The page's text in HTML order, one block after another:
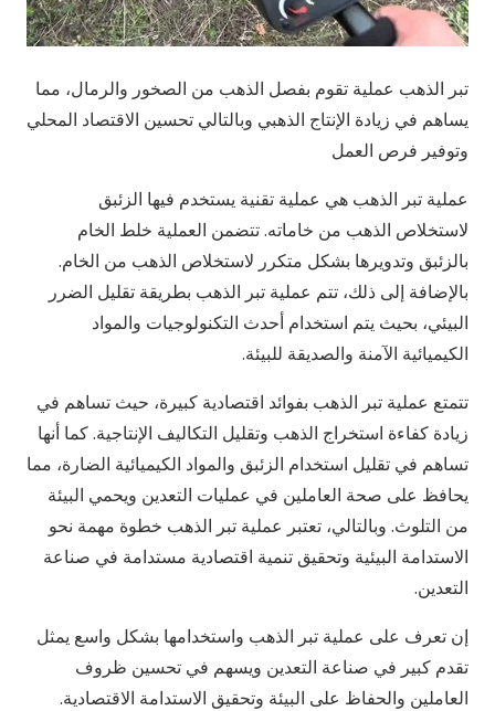
تبر الذهب عملية تقوم بفصل الذهب من الصخور والرمال، مما
يساهم في زيادة الإنتاج الذهبي وبالتالي تحسين الاقتصاد المحلي
وتوفير فرص العمل
عملية تبر الذهب هي عملية تقنية يستخدم فيها الزئبق
لاستخلاص الذهب من خاماته. تتضمن العملية خلط الخام
بالزئبق وتدويرها بشكل متكرر لاستخلاص الذهب من الخام.
بالإضافة إلى ذلك، تتم عملية تبر الذهب بطريقة تقليل الضرر
البيئي، بحيث يتم استخدام أحدث التكنولوجيات والمواد
الكيميائية الآمنة والصديقة للبيئة.
تتمتع عملية تبر الذهب بفوائد اقتصادية كبيرة، حيث تساهم في
زيادة كفاءة استخراج الذهب وتقليل التكاليف الإنتاجية. كما أنها
تساهم في تقليل استخدام الزئبق والمواد الكيميائية الضارة، مما
يحافظ على صحة العاملين في عمليات التعدين ويحمي البيئة
من التلوث. وبالتالي، تعتبر عملية تبر الذهب خطوة مهمة نحو
الاستدامة البيئية وتحقيق تنمية اقتصادية مستدامة في صناعة
التعدين.
إن تعرف على عملية تبر الذهب واستخدامها بشكل واسع يمثل
تقدم كبير في صناعة التعدين ويسهم في تحسين ظروف
العاملين والحفاظ على البيئة وتحقيق الاستدامة الاقتصادية.